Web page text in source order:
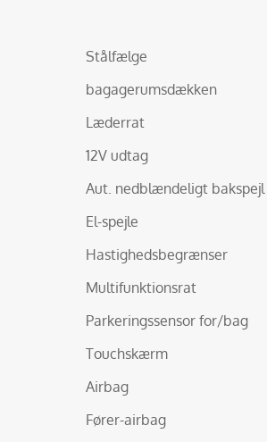
Stålfælge
bagagerumsdækken
Læderrat
12V udtag
Aut. nedblændeligt bakspejl
El-spejle
Hastighedsbegrænser
Multifunktionsrat
Parkeringssensor for/bag
Touchskærm
Airbag
Fører-airbag